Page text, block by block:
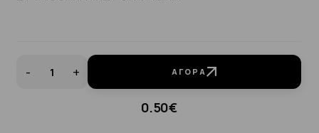
- + ΑΓΟΡΆ
0.50€